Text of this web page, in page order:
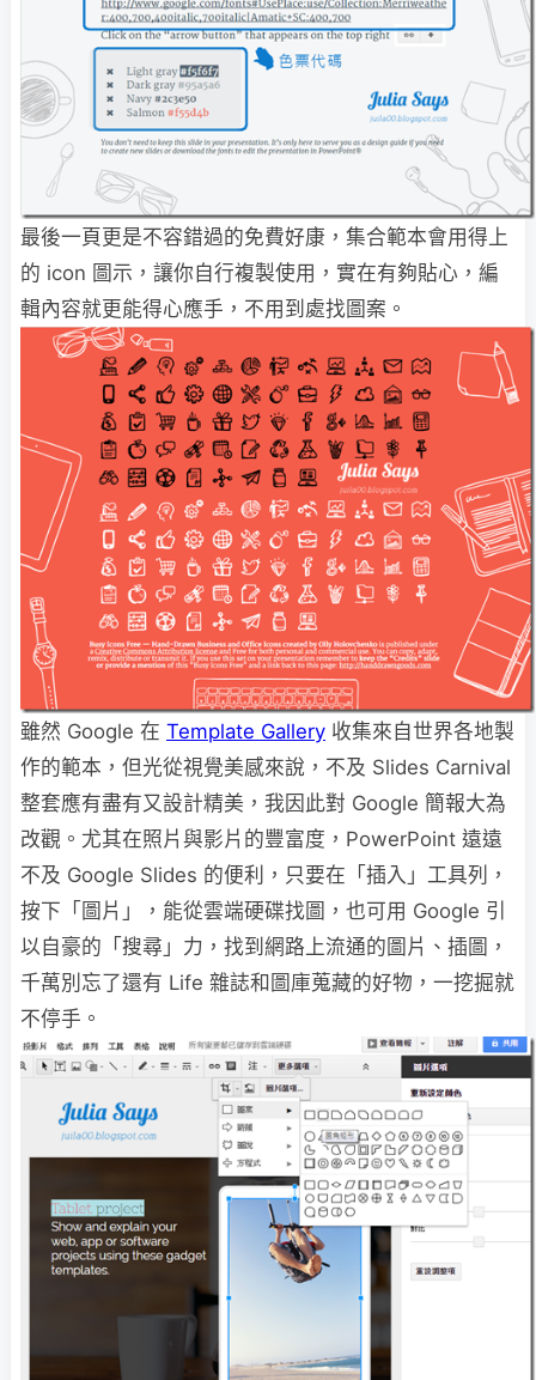
最後一頁更是不容錯過的免費好康，集合範本會用得上
的 icon 圖示，讓你自行複製使用，實在有夠貼心，編
輯內容就更能得心應手，不用到處找圖案。
雖然 Google 在 Template Gallery 收集來自世界各地製
作的範本，但光從視覺美感來說，不及 Slides Carnival
整套應有盡有又設計精美，我因此對 Google 簡報大為
改觀。尤其在照片與影片的豐富度，PowerPoint 遠遠
不及 Google Slides 的便利，只要在「插入」工具列，
按下「圖片」，能從雲端硬碟找圖，也可用 Google 引
以自豪的「搜尋」力，找到網路上流通的圖片、插圖，
千萬別忘了還有 Life 雜誌和圖庫蒐藏的好物，一挖掘就
不停手。